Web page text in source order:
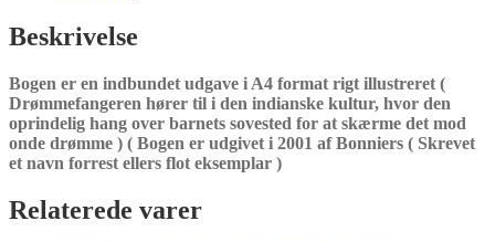
Beskrivelse
Bogen er en indbundet udgave i A4 format rigt illustreret (
Drømmefangeren hører til i den indianske kultur, hvor den
oprindelig hang over barnets sovested for at skærme det mod
onde drømme ) ( Bogen er udgivet i 2001 af Bonniers ( Skrevet
et navn forrest ellers flot eksemplar )
Relaterede varer